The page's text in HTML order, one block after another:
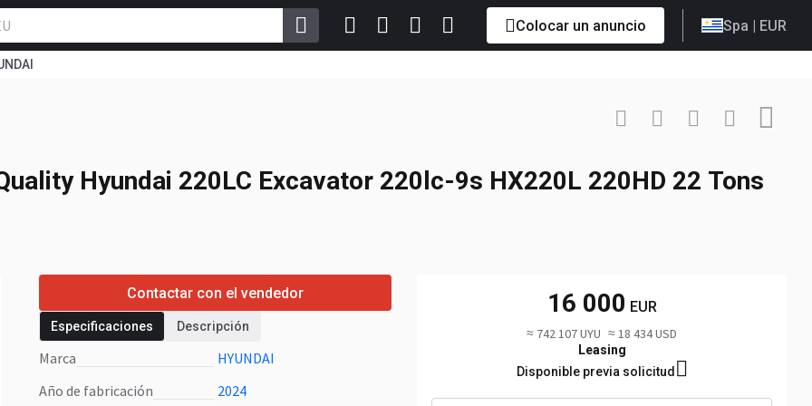
Colocar un anuncio Spa | EUR
+86 1871... Mostrar
Hyundai 220LC Excavator 220lc-9s HX220L 220HD 22 Tons
Contactar con el vendedor
Especificaciones Descripción
Marca
HYUNDAI
Año de fabricación
2024
16 000 EUR
≈ 742 107 UYU ≈ 18 434 USD
Leasing
Disponible previa solicitud